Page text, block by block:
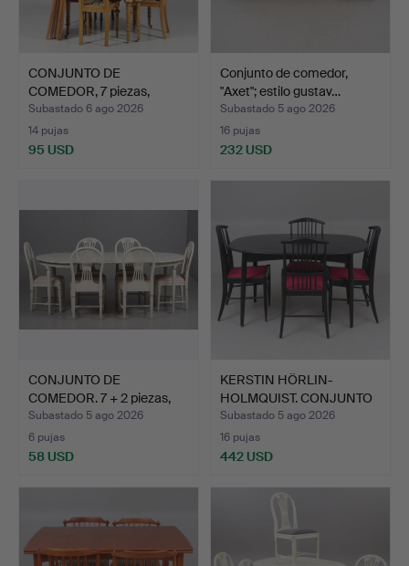
CONJUNTO DE
COMEDOR, 7 piezas,
Neorrenacim…
Subastado 6 ago 2026
14 pujas
95 USD
Conjunto de comedor,
"Axet"; estilo gustav…
Subastado 5 ago 2026
16 pujas
232 USD
CONJUNTO DE
COMEDOR. 7 + 2 piezas,
estilo …
Subastado 5 ago 2026
6 pujas
58 USD
KERSTIN HÖRLIN-
HOLMQUIST. CONJUNTO
DE COME…
Subastado 5 ago 2026
16 pujas
442 USD